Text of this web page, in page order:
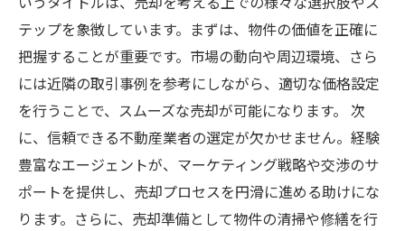
テップを象徴しています。まずは、物件の価値を正確に
把握することが重要です。市場の動向や周辺環境、さら
には近隣の取引事例を参考にしながら、適切な価格設定
を行うことで、スムーズな売却が可能になります。 次
に、信頼できる不動産業者の選定が欠かせません。経験
豊富なエージェントが、マーケティング戦略や交渉のサ
ポートを提供し、売却プロセスを円滑に進める助けにな
ります。さらに、売却準備として物件の清掃や修繕を行